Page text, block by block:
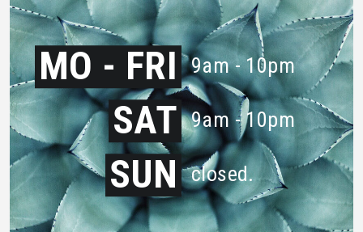
MO - FRI 9am - 10pm
SAT 9am - 10pm
SUN closed.